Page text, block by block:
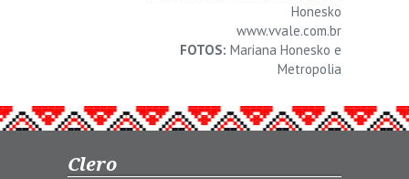
Honesko
www.vvale.com.br
FOTOS: Mariana Honesko e
Metropolia
Clero